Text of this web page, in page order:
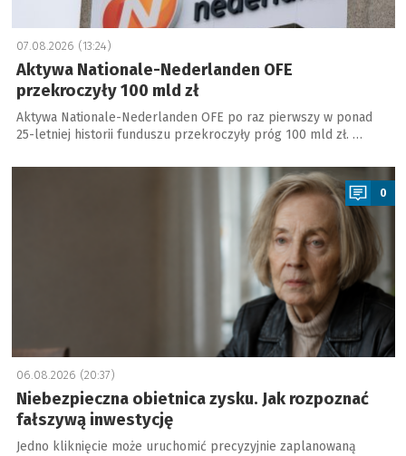
07.08.2026 (13:24)
Aktywa Nationale-Nederlanden OFE
przekroczyły 100 mld zł
Aktywa Nationale-Nederlanden OFE po raz pierwszy w ponad
25-letniej historii funduszu przekroczyły próg 100 mld zł. …
a
0
06.08.2026 (20:37)
Niebezpieczna obietnica zysku. Jak rozpoznać
fałszywą inwestycję
Jedno kliknięcie może uruchomić precyzyjnie zaplanowaną